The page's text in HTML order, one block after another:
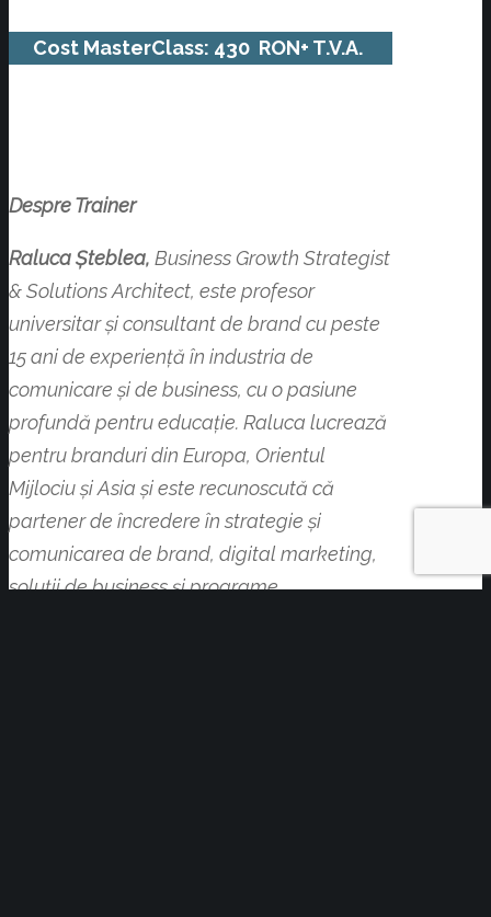
Cost MasterClass: 430 RON+ T.V.A.
Despre Trainer
Raluca Șteblea, Business Growth Strategist
& Solutions Architect, este profesor
universitar și consultant de brand cu peste
15 ani de experiență în industria de
comunicare și de business, cu o pasiune
profundă pentru educație. Raluca lucrează
pentru branduri din Europa, Orientul
Mijlociu și Asia și este recunoscută că
partener de încredere în strategie și
comunicarea de brand, digital marketing,
soluții de business și programe